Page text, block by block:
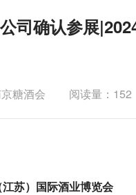
司确认参展
糖酒会 阅读量：152
苏）国际酒业博览会